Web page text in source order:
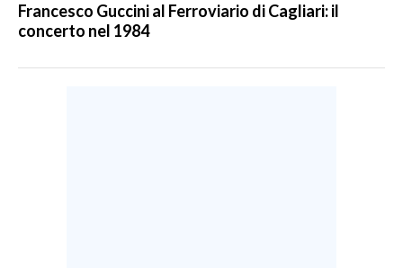
Francesco Guccini al Ferroviario di Cagliari: il
concerto nel 1984